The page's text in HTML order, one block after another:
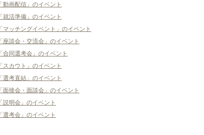
「動画配信」のイベント
「就活準備」のイベント
「マッチングイベント」のイベント
「座談会・交流会」のイベント
「合同選考会」のイベント
「スカウト」のイベント
「選考直結」のイベント
「面接会・面談会」のイベント
「説明会」のイベント
「選考会」のイベント